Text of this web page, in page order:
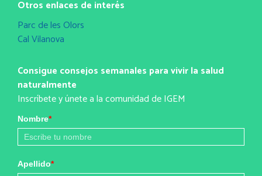
Otros enlaces de interés
Parc de les Olors
Cal Vilanova
Consigue consejos semanales para vivir la salud
naturalmente
Inscríbete y únete a la comunidad de IGEM
Nombre*
Apellido*